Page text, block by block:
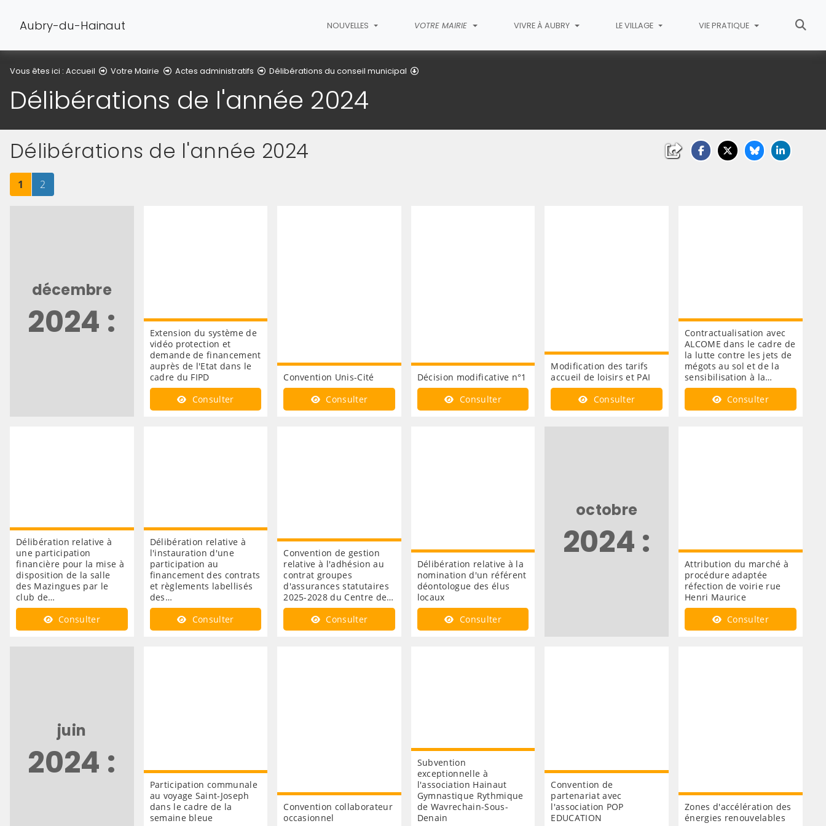
Aubry-du-Hainaut NOUVELLES VOTRE MAIRIE VIVRE À AUBRY LE VILLAGE VIE PRATIQUE
Vous êtes ici : Accueil Votre Mairie Actes administratifs Délibérations du conseil municipal
Délibérations de l'année 2024
Délibérations de l'année 2024
Page
1 sur 2Page
2
décembre
2024 :
Extension du système de
vidéo protection et
demande de financement
auprès de l'Etat dans le
cadre du FIPD
Consulter
Convention Unis-Cité
Consulter
Décision modificative n°1
Consulter
Modification des tarifs
accueil de loisirs et PAI
Consulter
Contractualisation avec
ALCOME dans le cadre de
la lutte contre les jets de
mégots au sol et de la
sensibilisation à la…
Consulter
Délibération relative à
une participation
financière pour la mise à
disposition de la salle
des Mazingues par le
club de…
Consulter
Délibération relative à
l'instauration d'une
participation au
financement des contrats
et règlements labellisés
des…
Consulter
Convention de gestion
relative à l'adhésion au
contrat groupes
d'assurances statutaires
2025-2028 du Centre de…
Consulter
Délibération relative à la
nomination d'un référent
déontologue des élus
locaux
Consulter
octobre
2024 :
Attribution du marché à
procédure adaptée
réfection de voirie rue
Henri Maurice
Consulter
juin
2024 :
Participation communale
au voyage Saint-Joseph
dans le cadre de la
semaine bleue
Convention collaborateur
occasionnel
Subvention
exceptionnelle à
l'association Hainaut
Gymnastique Rythmique
de Wavrechain-Sous-
Denain
Convention de
partenariat avec
l'association POP
EDUCATION
Zones d'accélération des
énergies renouvelables